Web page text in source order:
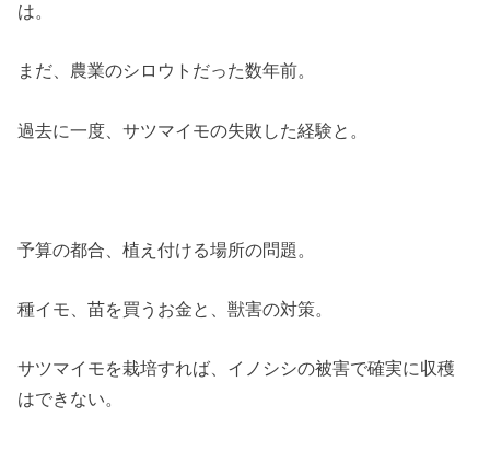
は。
まだ、農業のシロウトだった数年前。
過去に一度、サツマイモの失敗した経験と。
予算の都合、植え付ける場所の問題。
種イモ、苗を買うお金と、獣害の対策。
サツマイモを栽培すれば、イノシシの被害で確実に収穫
はできない。